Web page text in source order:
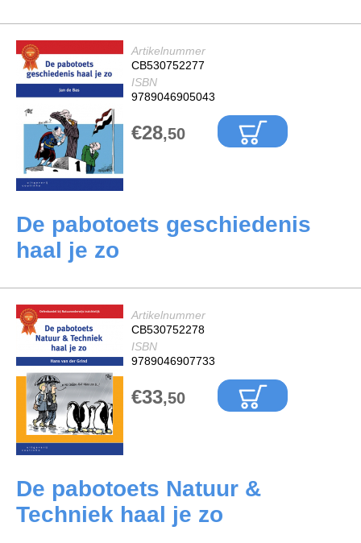
De pabotoets geschiedenis
haal je zo
€28,50
Artikelnummer
CB530752277
ISBN
9789046905043
De pabotoets Natuur &
Techniek haal je zo
€33,50
Artikelnummer
CB530752278
ISBN
9789046907733